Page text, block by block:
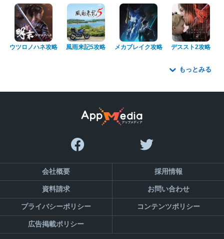
ウツロノハネ攻略 風雨来記5攻略 メカブレイク攻略 デススト2攻略
もっとみる
会社概要 採用情報
資料請求 お問い合わせ
プライバシーポリシー コンテンツポリシー
広告掲載ポリシー